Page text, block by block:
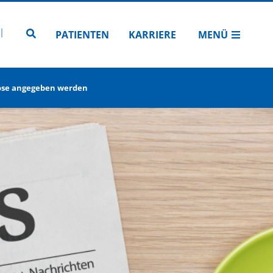
Zur Seitensuche
PATIENTEN KARRIERE MENÜ
angegeben werden